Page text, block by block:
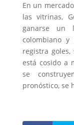
En un
las vitrinas,
ganarse un
colombiano
registra
está cosido a
se
pronóstico, se